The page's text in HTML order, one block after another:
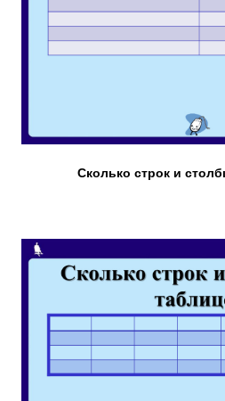
Сколько строк и